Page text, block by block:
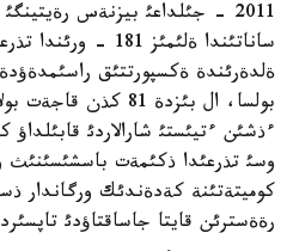
2011 - جئلداعئ بيزنةس
ساناتئندا ةلئمئز
بولسا، ال بئزدة 81
ءذشئن ءتيئستئ شارالاردئ
وسئ تذرعئدا ذكئمةت باسشئسئنئث
كوميتةتئنة كةدةندئك ورگاندار
رةةسترئن قايتا جاساقتاؤدئ